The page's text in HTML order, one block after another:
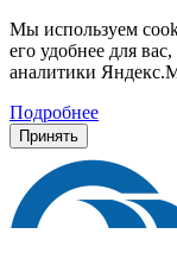
Мы используем
его удобнее для
аналитики
Подробнее
Принять